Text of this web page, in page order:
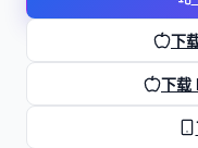
下
下载